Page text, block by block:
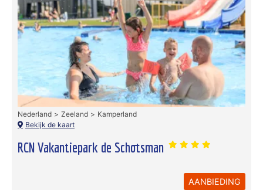
RCN Vakantiepark de Schotsman
Nederland Zeeland
Kamperland
Bekijk de kaart
AANBIEDING